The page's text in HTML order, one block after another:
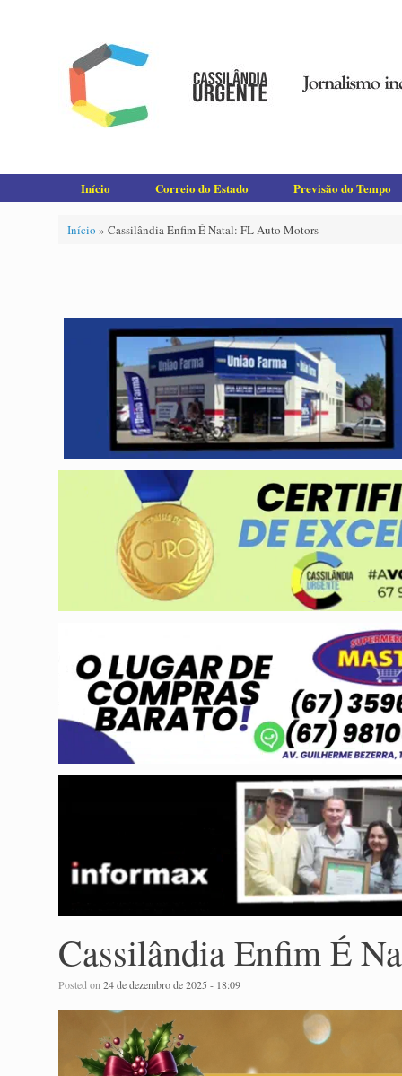
Início Correio do Estado Previsão do Tempo
Início » Cassilândia Enfim É Natal: FL Auto Motors
Cassilândia Enfim É
Posted on24 de dezembro de 2025 - 18:09